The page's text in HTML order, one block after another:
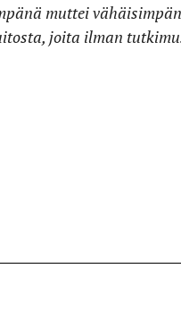
muttei
joita ilman